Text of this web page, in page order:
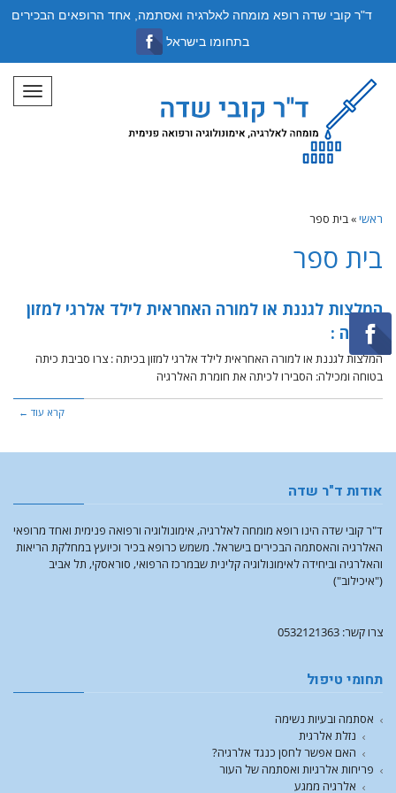
תפריט
ראשי»בית ספר
בית ספר
המלצות לגננת או למורה האחראית לילד אלרגי למזון
בכיתה :
המלצות לגננת או למורה האחראית לילד אלרגי למזון בכיתה : צרו סביבת כיתה
בטוחה ומכילה: הסבירו לכיתה את חומרת האלרגיה
קרא עוד ←
אודות ד"ר שדה
ד"ר קובי שדה הינו רופא מומחה לאלרגיה, אימונולוגיה ורפואה פנימית ואחד מרופאי
האלרגיה והאסתמה הבכירים בישראל. משמש כרופא בכיר וכיועץ במחלקת הריאות
והאלרגיה וביחידה לאימונולוגיה קלינית שבמרכז הרפואי, סוראסקי, תל אביב
("איכילוב")
צרו קשר: 0532121363
תחומי טיפול
אסתמה ובעיות נשימה
נזלת אלרגית
האם אפשר לחסן כנגד אלרגיה?
פריחות אלרגיות ואסתמה של העור
אלרגיה ממגע
ד"ר קובי שדה רופא מומחה לאלרגיה ואסתמה, אחד הרופאים הבכירים
בתחומו בישראל